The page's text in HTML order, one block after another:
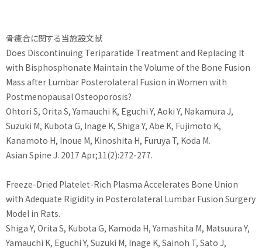
骨癒合に関する当施設文献
Does Discontinuing Teriparatide Treatment and Replacing It
with Bisphosphonate Maintain the Volume of the Bone Fusion
Mass after Lumbar Posterolateral Fusion in Women with
Postmenopausal Osteoporosis?
Ohtori S, Orita S, Yamauchi K, Eguchi Y, Aoki Y, Nakamura J,
Suzuki M, Kubota G, Inage K, Shiga Y, Abe K, Fujimoto K,
Kanamoto H, Inoue M, Kinoshita H, Furuya T, Koda M.
Asian Spine J. 2017 Apr;11(2):272-277.
Freeze-Dried Platelet-Rich Plasma Accelerates Bone Union
with Adequate Rigidity in Posterolateral Lumbar Fusion Surgery
Model in Rats.
Shiga Y, Orita S, Kubota G, Kamoda H, Yamashita M, Matsuura Y,
Yamauchi K, Eguchi Y, Suzuki M, Inage K, Sainoh T, Sato J,